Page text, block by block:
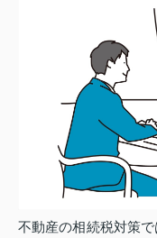
不動産の相続税対策